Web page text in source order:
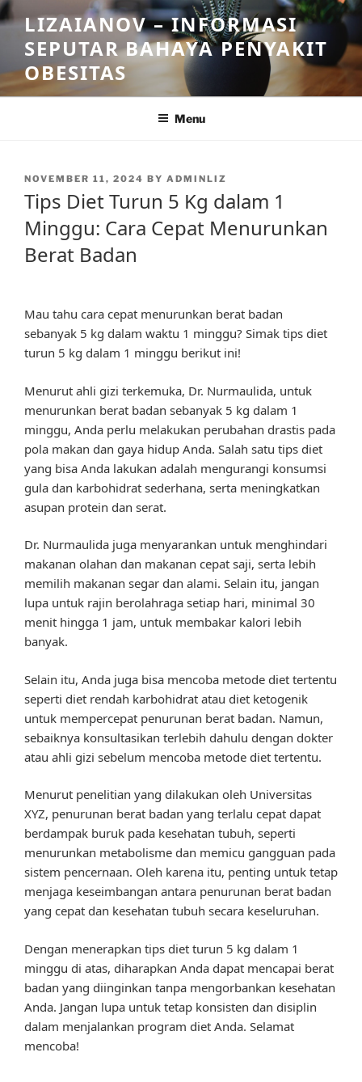
Skip
to
content
LIZAIANOV – INFORMASI
SEPUTAR BAHAYA PENYAKIT
OBESITAS
Menu
POSTED
ON
NOVEMBER 11, 2024 BY ADMINLIZ
Tips Diet Turun 5 Kg dalam 1
Minggu: Cara Cepat Menurunkan
Berat Badan
Mau tahu cara cepat menurunkan berat badan
sebanyak 5 kg dalam waktu 1 minggu? Simak tips diet
turun 5 kg dalam 1 minggu berikut ini!
Menurut ahli gizi terkemuka, Dr. Nurmaulida, untuk
menurunkan berat badan sebanyak 5 kg dalam 1
minggu, Anda perlu melakukan perubahan drastis pada
pola makan dan gaya hidup Anda. Salah satu tips diet
yang bisa Anda lakukan adalah mengurangi konsumsi
gula dan karbohidrat sederhana, serta meningkatkan
asupan protein dan serat.
Dr. Nurmaulida juga menyarankan untuk menghindari
makanan olahan dan makanan cepat saji, serta lebih
memilih makanan segar dan alami. Selain itu, jangan
lupa untuk rajin berolahraga setiap hari, minimal 30
menit hingga 1 jam, untuk membakar kalori lebih
banyak.
Selain itu, Anda juga bisa mencoba metode diet tertentu
seperti diet rendah karbohidrat atau diet ketogenik
untuk mempercepat penurunan berat badan. Namun,
sebaiknya konsultasikan terlebih dahulu dengan dokter
atau ahli gizi sebelum mencoba metode diet tertentu.
Menurut penelitian yang dilakukan oleh Universitas
XYZ, penurunan berat badan yang terlalu cepat dapat
berdampak buruk pada kesehatan tubuh, seperti
menurunkan metabolisme dan memicu gangguan pada
sistem pencernaan. Oleh karena itu, penting untuk tetap
menjaga keseimbangan antara penurunan berat badan
yang cepat dan kesehatan tubuh secara keseluruhan.
Dengan menerapkan tips diet turun 5 kg dalam 1
minggu di atas, diharapkan Anda dapat mencapai berat
badan yang diinginkan tanpa mengorbankan kesehatan
Anda. Jangan lupa untuk tetap konsisten dan disiplin
dalam menjalankan program diet Anda. Selamat
mencoba!